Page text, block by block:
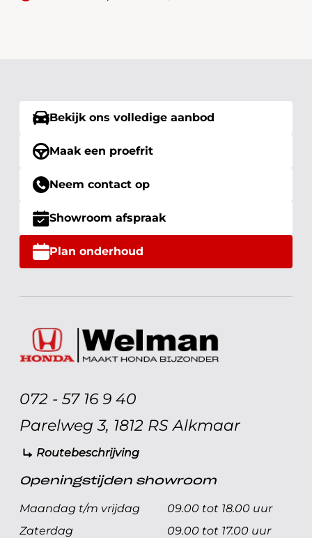
Bekijk ons volledige aanbod
Maak een proefrit
Neem contact op
Showroom afspraak
Plan onderhoud
072 - 57 16 9 40
Parelweg 3, 1812 RS Alkmaar
Routebeschrijving
Openingstijden showroom
Maandag t/m vrijdag
09.00 tot 18.00 uur
Zaterdag
09.00 tot 17.00 uur